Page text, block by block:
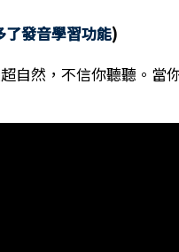
了發音學習功能)
自然，不信你聽聽。當